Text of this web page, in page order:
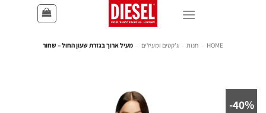
HOME
- חנות - ג'קטים ומעילים - מעיל ארוך בגזרת שעון החול – שחור
40%-